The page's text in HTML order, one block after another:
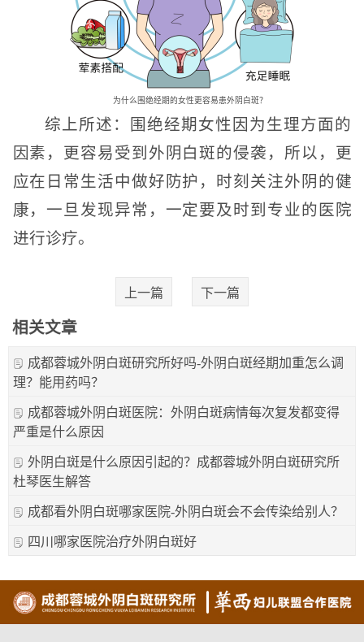
为什么围绝经期的女性更容易患外阴白斑？
综上所述：围绝经期女性因为生理方面的
因素，更容易受到外阴白斑的侵袭，所以，更
应在日常生活中做好防护，时刻关注外阴的健
康，一旦发现异常，一定要及时到专业的医院
进行诊疗。
上一篇 下一篇
相关文章
成都蓉城外阴白斑研究所好吗-外阴白斑经期加重怎么调
理？能用药吗？
成都蓉城外阴白斑医院：外阴白斑病情每次复发都变得
严重是什么原因
外阴白斑是什么原因引起的？成都蓉城外阴白斑研究所
杜琴医生解答
成都看外阴白斑哪家医院-外阴白斑会不会传染给别人？
四川哪家医院治疗外阴白斑好